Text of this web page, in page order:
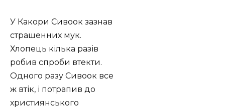
У Какори Сивоок зазнав
страшенних мук.
Хлопець кілька разів
робив спроби втекти.
Одного разу Сивоок все
ж втік, і потрапив до
християнського